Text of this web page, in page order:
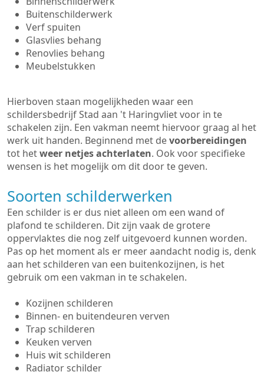
Buitenschilderwerk
Verf spuiten
Glasvlies behang
Renovlies behang
Meubelstukken
Hierboven staan mogelijkheden waar een
schildersbedrijf Stad aan 't Haringvliet voor in te
schakelen zijn. Een vakman neemt hiervoor graag al het
werk uit handen. Beginnend met devoorbereidingen
tot hetweer netjes achterlaten. Ook voor specifieke
wensen is het mogelijk om dit door te geven.
Soorten schilderwerken
Een schilder is er dus niet alleen om een wand of
plafond te schilderen. Dit zijn vaak de grotere
oppervlaktes die nog zelf uitgevoerd kunnen worden.
Pas op het moment als er meer aandacht nodig is, denk
aan het schilderen van een buitenkozijnen, is het
gebruik om een vakman in te schakelen.
Kozijnen schilderen
Binnen- en buitendeuren verven
Trap schilderen
Keuken verven
Huis wit schilderen
Radiator schilder